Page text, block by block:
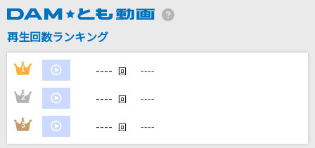
カラオケ最新情報をチェック！
カラオケをもっと楽しもう！
再生回数ランキング
1 ---- 回 ----
2 ---- 回 ----
3 ---- 回 ----